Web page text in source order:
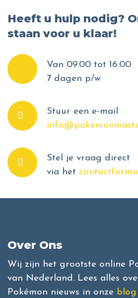
Heeft u hulp nodig?
staan voor u klaar!
Van 09.00 tot 16.00
7 dagen p/w
Stuur een e-mail
Stel je vraag direct
via het
Over Ons
Wij zijn het grootste online
van Nederland. Lees alles
Pokémon nieuws in onze blog